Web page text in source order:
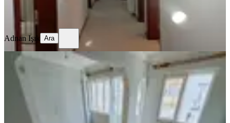
Adnan Işık Ara
YENİ
Doğu Gazi Blv. 2+1 Doğalgazlı-
asansörlü Sıfır Bakımlı
95 m²·3. Kat 06.08.2026